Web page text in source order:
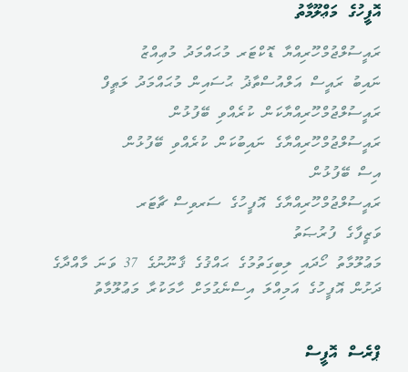
އޮފީހުގެ މަޢްލޫމާތު
ރައީސުލްޖުމްހޫރިއްޔާ ޑޮކްޓަރ މުޙައްމަދު މުޢިއްޒު
ނައިބު ރައީސް އަލްއުސްތާޛު ޙުސައިން މުޙައްމަދު ލަޠީފް
ރައީސުލްޖުމްހޫރިއްޔާކަން ކުރެއްވި ބޭފުޅުން
ރައީސުލްޖުމްހޫރިއްޔާގެ ނައިބުކަން ކުރެއްވި ބޭފުޅުން
އިސް ބޭފުޅުން
ރައީސުލްޖުމްހޫރިއްޔާގެ އޮފީހުގެ ސަރވިސް ޗާޓަރ
ވަޒީފާގެ ފުރުޞަތު
މަޢުލޫމާތު ހޯދައި ލިބިގަތުމުގެ ޙައްޤުގެ ޤާނޫނުގެ 37 ވަނަ މާއްދާގެ
ދަށުން އޮފީހުގެ އަމިއްލަ އިސްނެގުމަށް ހާމަކުރާ މަޢުލޫމާތު
ޕްރެސް އޮފީސް